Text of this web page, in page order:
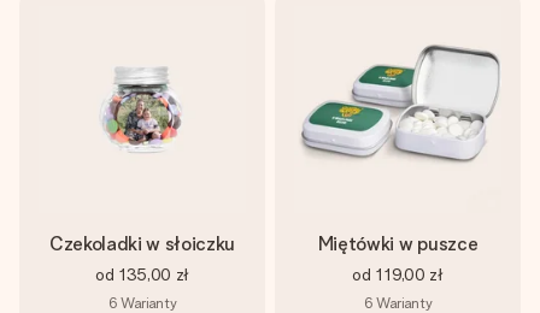
Czekoladki w słoiczku
od 135,00 zł
6 Warianty
Miętówki w puszce
od 119,00 zł
6 Warianty